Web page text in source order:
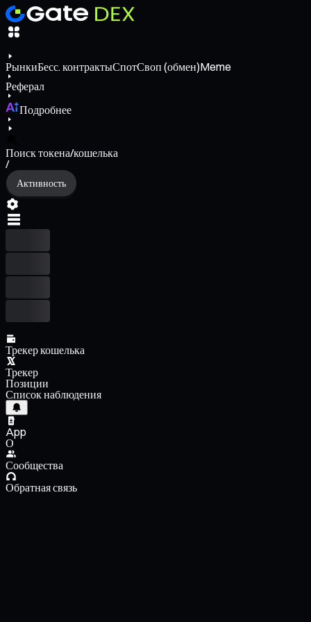
РынкиБесс. контрактыСпотСвоп (обмен)Meme
Реферал
Подробнее
Поиск токена/кошелька
/
Активность
Трекер кошелька
Трекер
Позиции
Список наблюдения
App
О
Сообщества
Обратная связь